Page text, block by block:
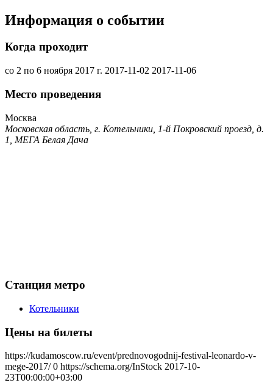
Информация о событии
Когда проходит
со 2 по 6 ноября 2017 г. 2017-11-02 2017-11-06
Место проведения
Москва
Московская область, г. Котельники, 1-й Покровский проезд, д.
1, МЕГА Белая Дача
Станция метро
Котельники
Цены на билеты
https://kudamoscow.ru/event/prednovogodnij-festival-leonardo-v-
mege-2017/ 0 https://schema.org/InStock 2017-10-
23T00:00:00+03:00